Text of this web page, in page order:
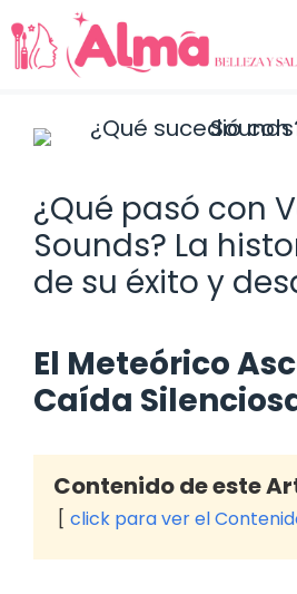
Saltar
al
contenido
¿Qué pasó con
Sounds? La
de su éxito y
El Meteórico
Caída
Contenido de este
click para ver el